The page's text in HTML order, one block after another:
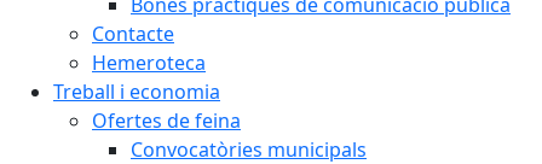
Contacte
Hemeroteca
Treball i economia
Ofertes de feina
Convocatòries municipals